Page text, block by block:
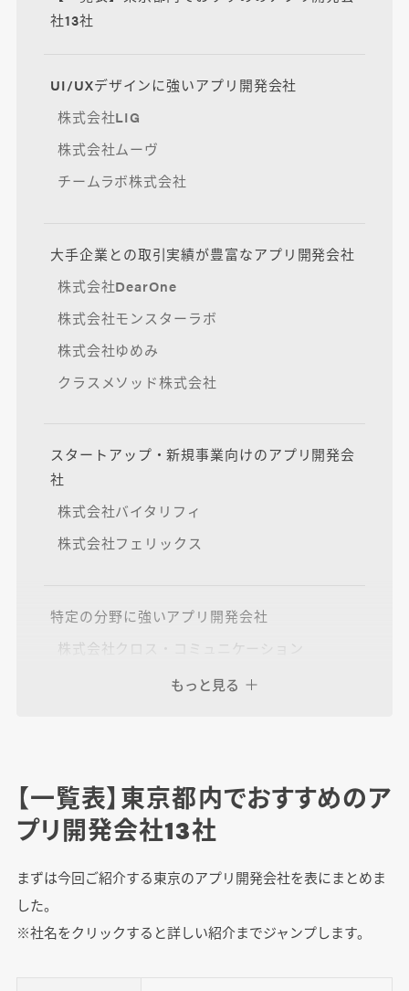
社13社
UI/UXデザインに強いアプリ開発会社
株式会社LIG
株式会社ムーヴ
チームラボ株式会社
大手企業との取引実績が豊富なアプリ開発会社
株式会社DearOne
株式会社モンスターラボ
株式会社ゆめみ
クラスメソッド株式会社
スタートアップ・新規事業向けのアプリ開発会
社
株式会社バイタリフィ
株式会社フェリックス
特定の分野に強いアプリ開発会社
株式会社クロス・コミュニケーション
株式会社アピリッツ
会社規模によって変わる開発のメリット・デメ
リット
大手開発会社
フリーランス・個人事業主
もっと見る
【一覧表】東京都内でおすすめのア
プリ開発会社13社
まずは今回ご紹介する東京のアプリ開発会社を表にまとめま
した。
※社名をクリックすると詳しい紹介までジャンプします。